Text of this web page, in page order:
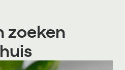
zoeken